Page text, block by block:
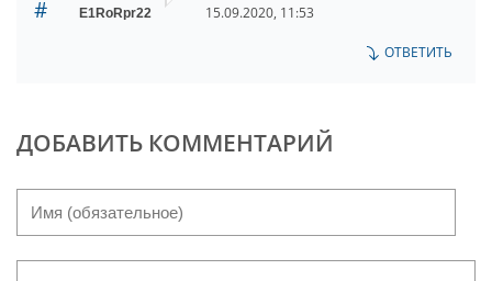
# E1RoRpr22 15.09.2020, 11:53
ОТВЕТИТЬ
ДОБАВИТЬ КОММЕНТАРИЙ